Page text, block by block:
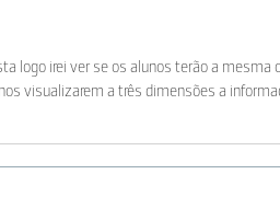
logo irei ver se os alunos terão a mesma
visualizarem a três dimensões a